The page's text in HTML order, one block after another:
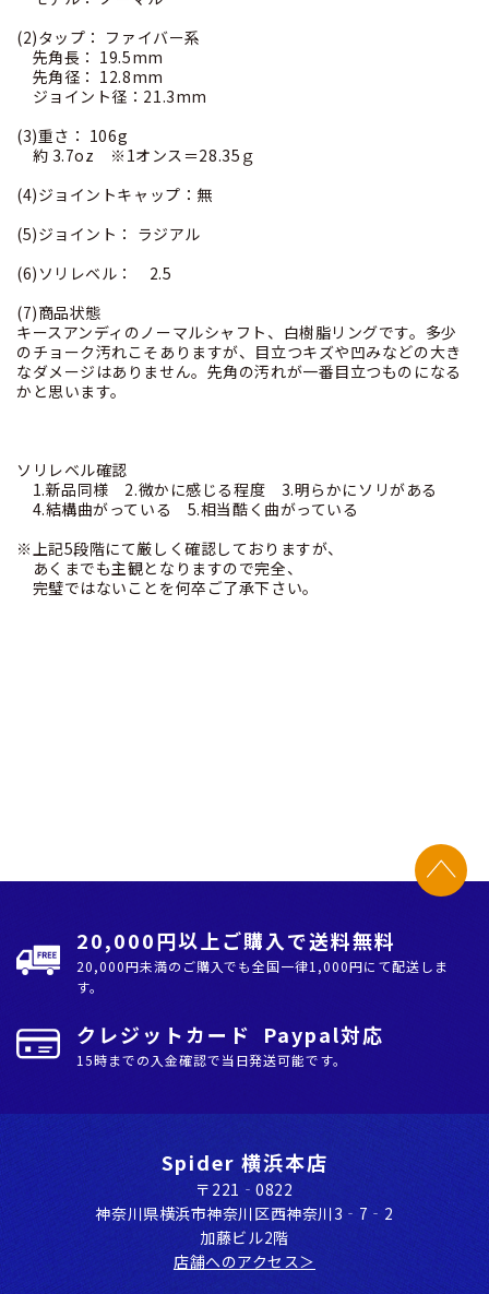
(2)タップ： ファイバー系
先角長： 19.5mm
先角径： 12.8mm
ジョイント径：21.3mm
(3)重さ： 106g
約 3.7oz ※1オンス＝28.35ｇ
(4)ジョイントキャップ：無
(5)ジョイント： ラジアル
(6)ソリレベル： 2.5
(7)商品状態
キースアンディのノーマルシャフト、白樹脂リングです。多少
のチョーク汚れこそありますが、目立つキズや凹みなどの大き
なダメージはありません。先角の汚れが一番目立つものになる
かと思います。
ソリレベル確認
1.新品同様 2.微かに感じる程度 3.明らかにソリがある
4.結構曲がっている 5.相当酷く曲がっている
※上記5段階にて厳しく確認しておりますが、
あくまでも主観となりますので完全、
完璧ではないことを何卒ご了承下さい。
20,000円以上ご購入で送料無料
20,000円未満のご購入でも全国⼀律1,000円にて配送しま
す。
クレジットカード Paypal対応
15時までの入金確認で当日発送可能です。
Spider 横浜本店
〒221‐0822
神奈川県横浜市神奈川区⻄神奈川3‐7‐2
加藤ビル2階
店舗へのアクセス＞